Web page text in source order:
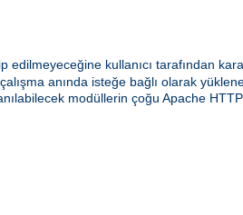
edilmeyeceğine kullanıcı tarafından
anında isteğe bağlı olarak
modüllerin çoğu Apache